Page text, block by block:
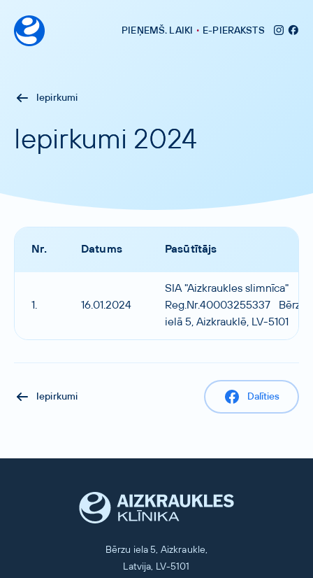
PIEŅEMŠ. LAIKI • E-PIERAKSTS
Iepirkumi
Iepirkumi 2024
Nr. Datums Pasūtītājs
1. 16.01.2024
SIA "Aizkraukles slimnīca"
Reg.Nr.40003255337 Bērzu
ielā 5, Aizkrauklē, LV-5101
Iepirkumi Dalīties
Bērzu iela 5, Aizkraukle,
Latvija, LV-5101